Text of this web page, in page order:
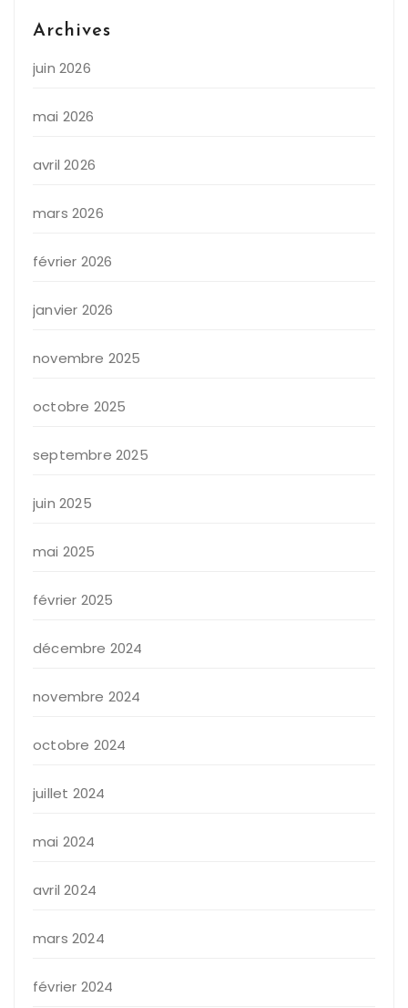
Archives
juin 2026
mai 2026
avril 2026
mars 2026
février 2026
janvier 2026
novembre 2025
octobre 2025
septembre 2025
juin 2025
mai 2025
février 2025
décembre 2024
novembre 2024
octobre 2024
juillet 2024
mai 2024
avril 2024
mars 2024
février 2024